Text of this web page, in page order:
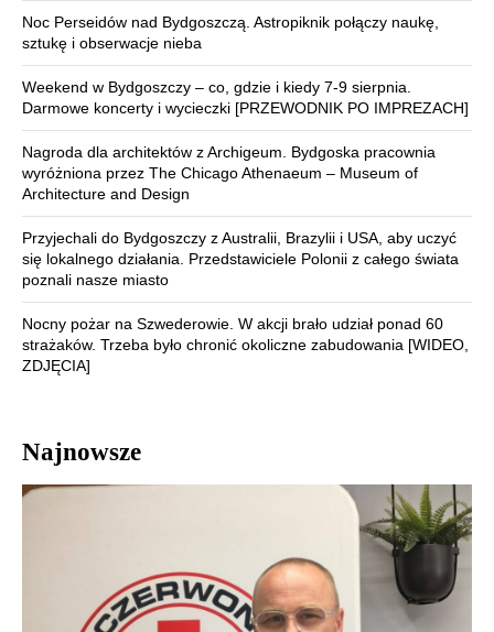
Noc Perseidów nad Bydgoszczą. Astropiknik połączy naukę,
sztukę i obserwacje nieba
Weekend w Bydgoszczy – co, gdzie i kiedy 7-9 sierpnia.
Darmowe koncerty i wycieczki [PRZEWODNIK PO IMPREZACH]
Nagroda dla architektów z Archigeum. Bydgoska pracownia
wyróżniona przez The Chicago Athenaeum – Museum of
Architecture and Design
Przyjechali do Bydgoszczy z Australii, Brazylii i USA, aby uczyć
się lokalnego działania. Przedstawiciele Polonii z całego świata
poznali nasze miasto
Nocny pożar na Szwederowie. W akcji brało udział ponad 60
strażaków. Trzeba było chronić okoliczne zabudowania [WIDEO,
ZDJĘCIA]
Najnowsze